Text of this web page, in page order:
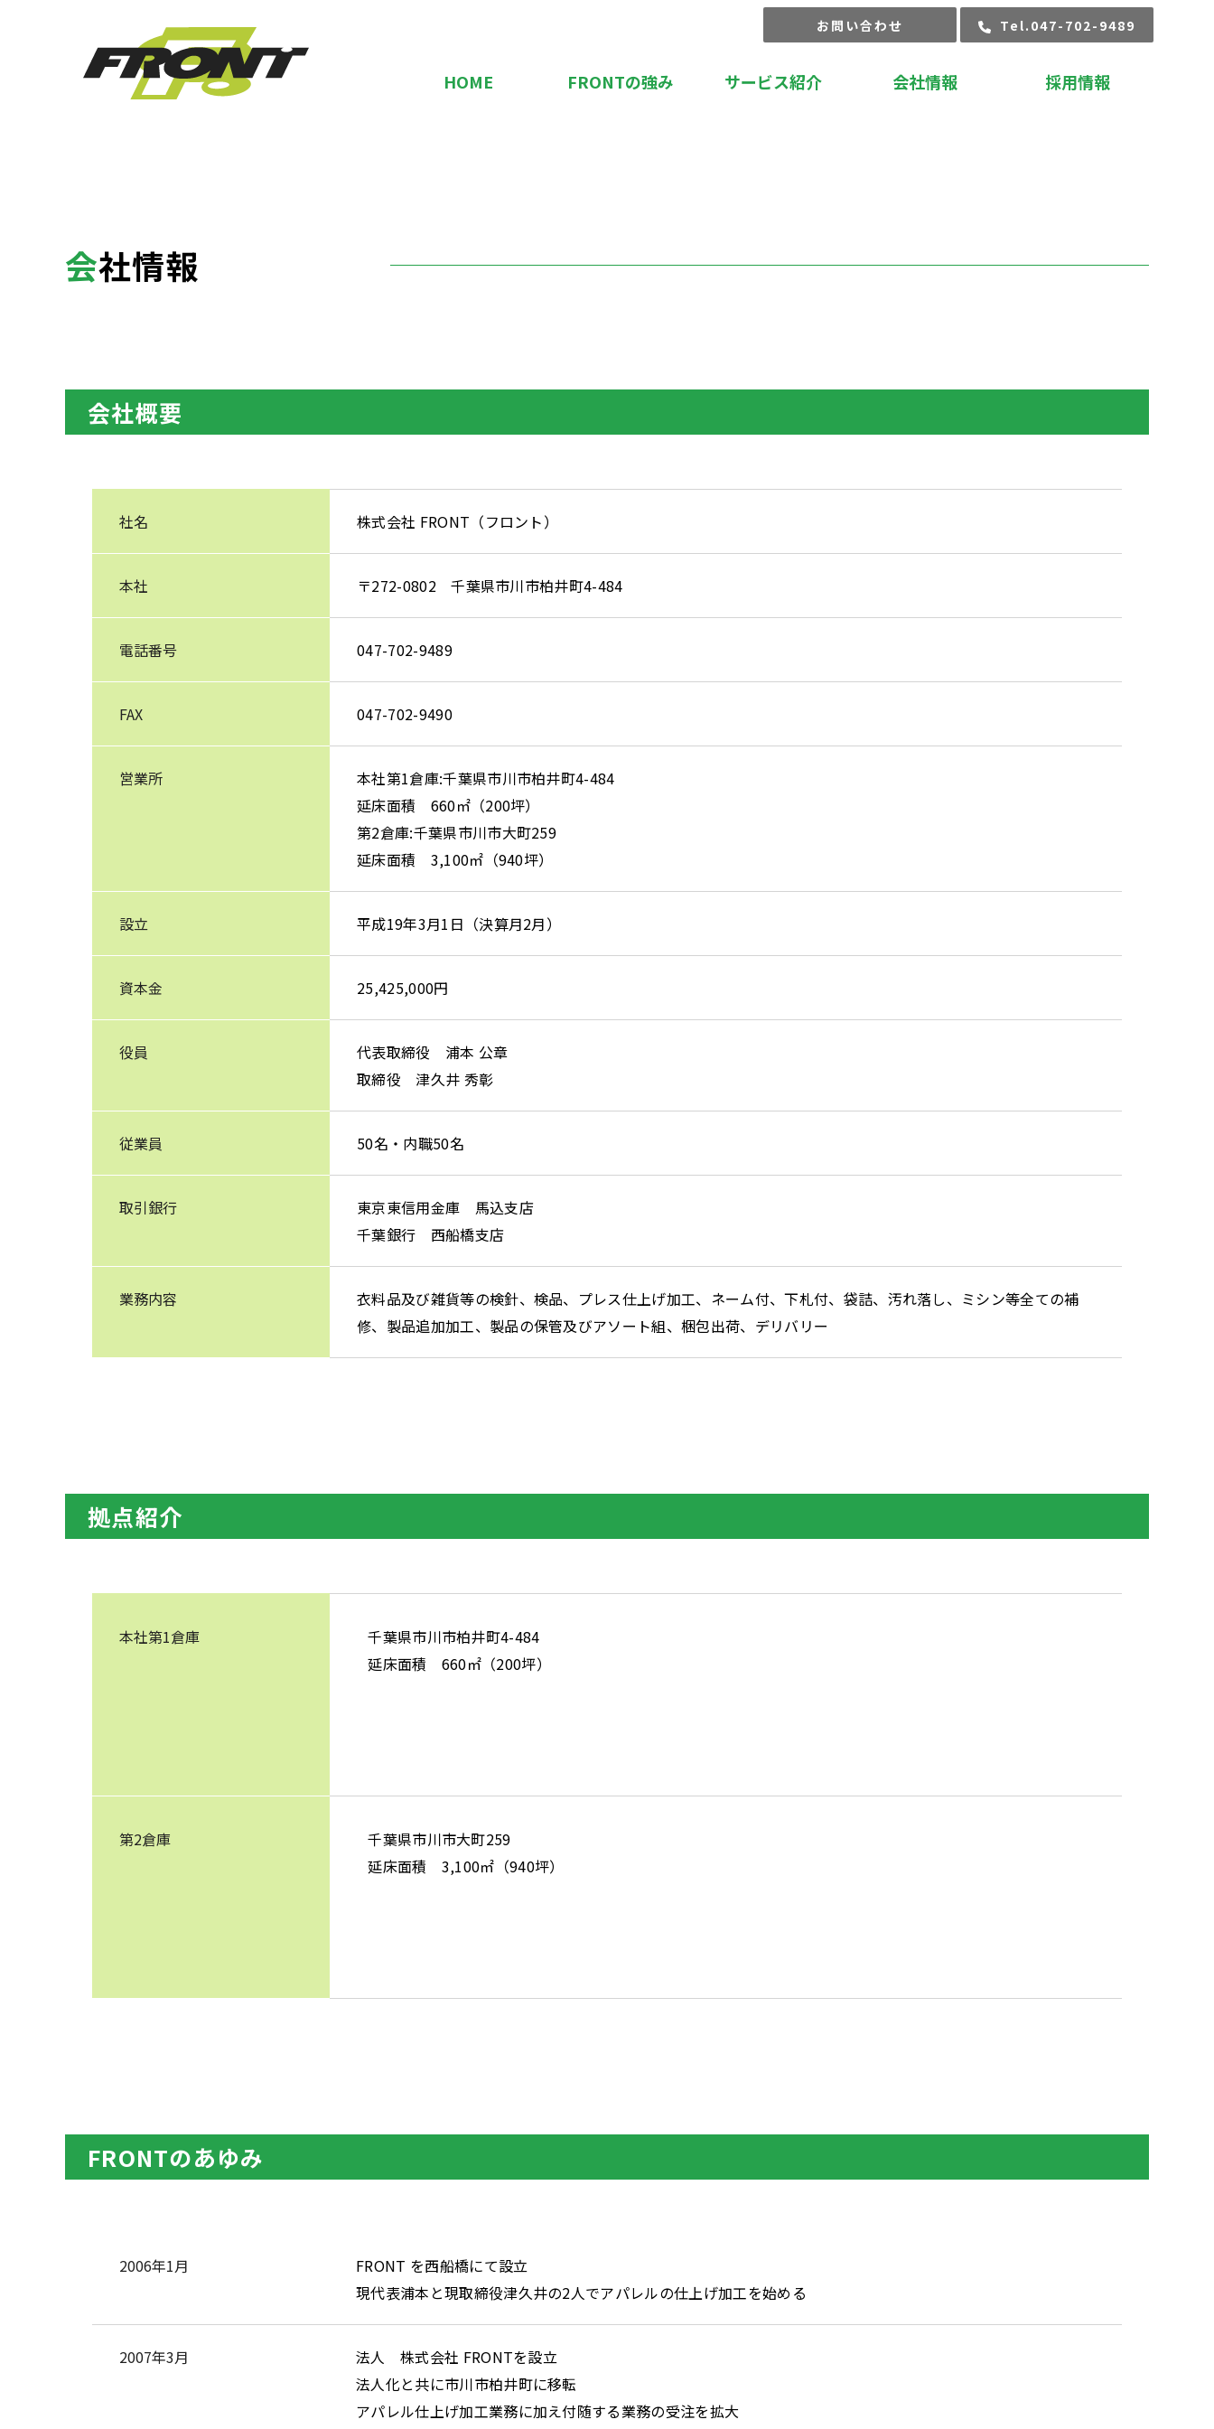
お問い合わせ Tel.047-702-9489
HOME FRONTの強み サービス紹介 会社情報 採用情報
会社情報
会社概要
社名 株式会社 FRONT（フロント）
本社 〒272-0802 千葉県市川市柏井町4-484
電話番号 047-702-9489
FAX 047-702-9490
営業所
本社第1倉庫:千葉県市川市柏井町4-484
延床面積 660㎡（200坪）
第2倉庫:千葉県市川市大町259
延床面積 3,100㎡（940坪）
設立 平成19年3月1日（決算月2月）
資本金 25,425,000円
役員
代表取締役 浦本 公章
取締役 津久井 秀彰
従業員 50名・内職50名
取引銀行
東京東信用金庫 馬込支店
千葉銀行 西船橋支店
業務内容
衣料品及び雑貨等の検針、検品、プレス仕上げ加工、ネーム付、下札付、袋詰、汚れ落し、ミシン等全ての補
修、製品追加加工、製品の保管及びアソート組、梱包出荷、デリバリー
拠点紹介
本社第1倉庫
千葉県市川市柏井町4-484
延床面積 660㎡（200坪）
第2倉庫
千葉県市川市大町259
延床面積 3,100㎡（940坪）
FRONTのあゆみ
2006年1月
FRONT を西船橋にて設立
現代表浦本と現取締役津久井の2人でアパレルの仕上げ加工を始める
2007年3月
法人 株式会社 FRONTを設立
法人化と共に市川市柏井町に移転
アパレル仕上げ加工業務に加え付随する業務の受注を拡大